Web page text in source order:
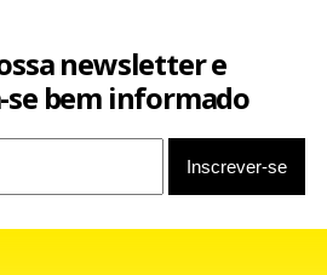
newsletter e
bem informado